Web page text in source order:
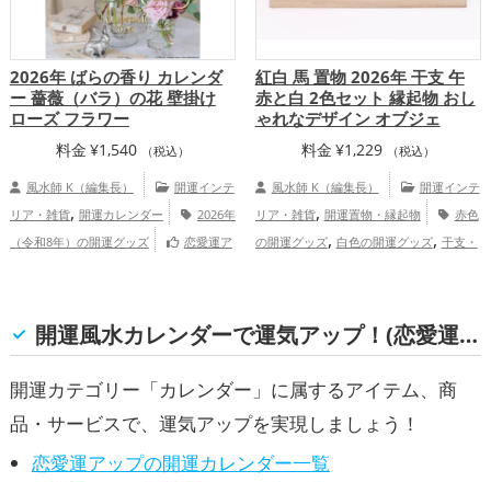
2026年 ばらの香り カレンダ
ー 薔薇（バラ）の花 壁掛け
ローズ フラワー
料金 ¥1,540 （税込）
風水師 K（編集長）
開運インテ
リア・雑貨, 開運カレンダー
2026年
（令和8年）の開運グッズ
恋愛運ア
紅白 馬 置物 2026年 干支 午
赤と白 2色セット 縁起物 おし
ゃれなデザイン オブジェ
料金 ¥1,229 （税込）
風水師 K（編集長）
開運インテ
リア・雑貨, 開運置物・縁起物
赤色
の開運グッズ, 白色の開運グッズ, 干支・
ビングの開運グッズ, 2026年（令和8年）
の開運グッズ
金運アップ,仕事運ア
健康運アップ
家庭運・家族運アッ
開運風水カレンダーで運気アップ！(恋愛運, 結婚運, 金運, 仕事運, 健康運, 家庭運・家族運, 総合運・全体運)
開運カテゴリー「カレンダー」に属するアイテム、商
品・サービスで、運気アップを実現しましょう！
恋愛運アップの開運カレンダー一覧